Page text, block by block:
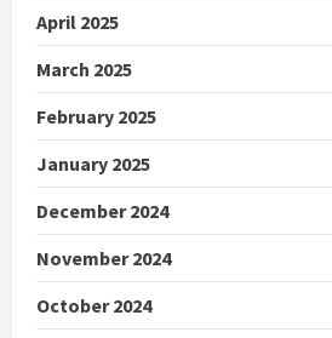
April 2025
March 2025
February 2025
January 2025
December 2024
November 2024
October 2024